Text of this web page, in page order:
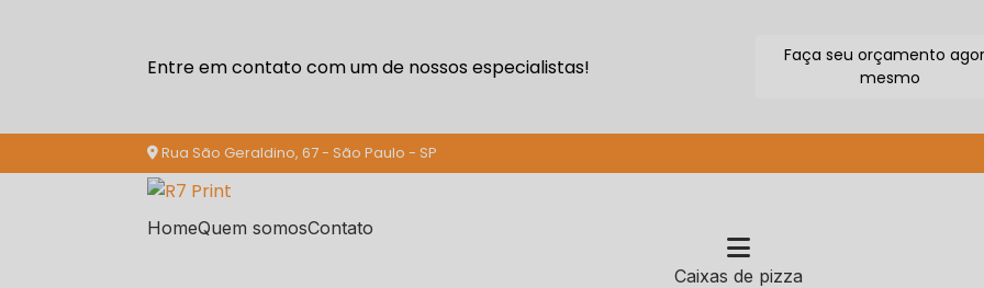
Entre em contato com um de nossos especialistas!
Faça seu orçamento
mesmo
Rua São Geraldino, 67 - São Paulo - SP
Home Quem somos Contato
caixas de pizza